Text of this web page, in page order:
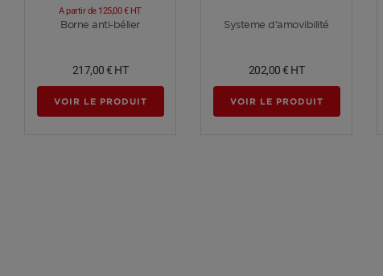
Voir plus
Borne anti-bélier
A partir de 125,00 € HT
217,00 € HT
VOIR LE PRODUIT
Voir plus
Systeme d'amovibilité
202,00 € HT
VOIR LE PRODUIT